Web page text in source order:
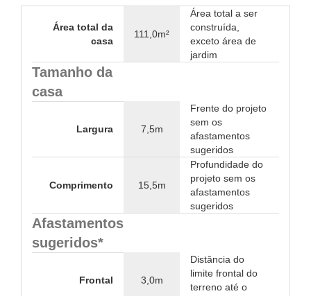
Área total da
casa
111,0m²
Área total a ser
construída,
exceto área de
jardim
Tamanho da
casa
Largura 7,5m
Frente do projeto
sem os
afastamentos
sugeridos
Comprimento 15,5m
Profundidade do
projeto sem os
afastamentos
sugeridos
Afastamentos
sugeridos*
Frontal 3,0m
Distância do
limite frontal do
terreno até o